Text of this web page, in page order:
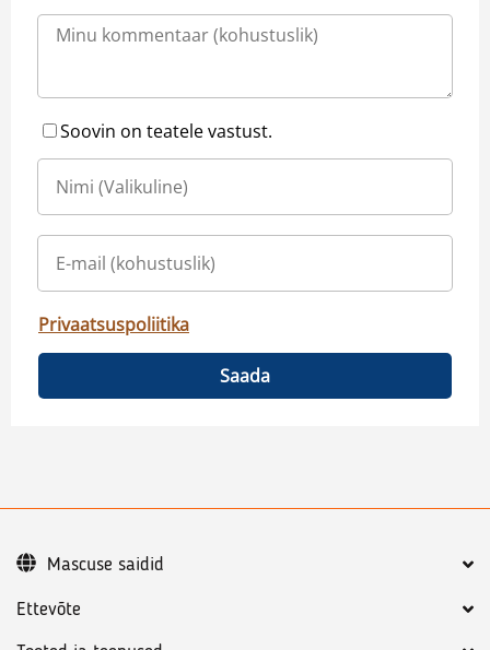
Soovin on teatele vastust.
Privaatsuspoliitika
Saada
Ettevõte
Mascuse saidid